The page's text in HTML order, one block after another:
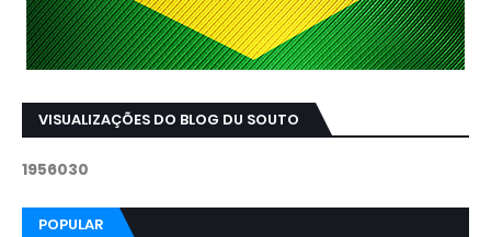
VISUALIZAÇÕES DO BLOG DU SOUTO
1956030
POPULAR